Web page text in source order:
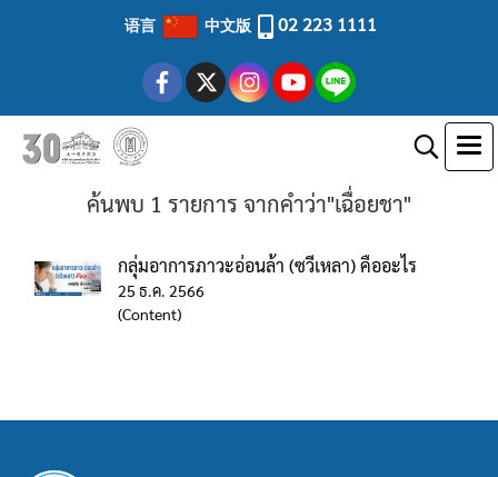
语言 中文版 02 223 1111
ค้นพบ 1 รายการ จากคำว่า"เฉื่อยชา"
กลุ่มอาการภาวะอ่อนล้า (ซวีเหลา) คืออะไร
25 ธ.ค. 2566
(Content)